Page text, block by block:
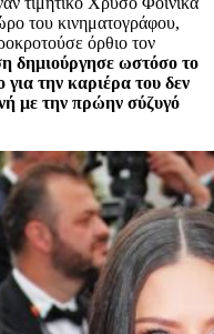
του κινηματογράφου,
όρθιο τον
δημιούργησε ωστόσο το
για την καριέρα του δεν
με την πρώην σύζυγό